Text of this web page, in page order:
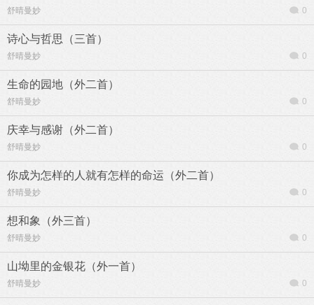
舒晴曼妙 0
诗心与哲思（三首）
舒晴曼妙 0
生命的园地（外二首）
舒晴曼妙 0
庆幸与感谢（外二首）
舒晴曼妙 0
你成为怎样的人就有怎样的命运（外二首）
舒晴曼妙 0
想和象（外三首）
舒晴曼妙 0
山坳里的金银花（外一首）
舒晴曼妙 0